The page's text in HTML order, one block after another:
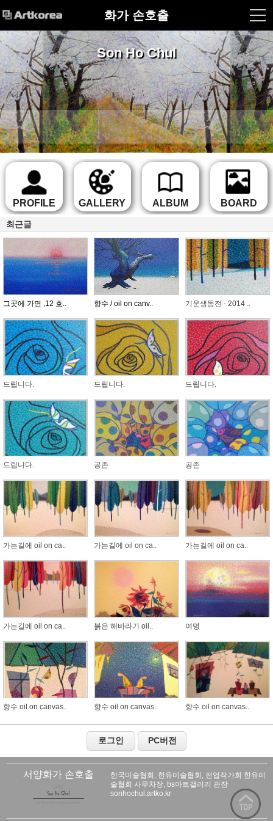
화가 손호출
Son Ho Chul
PROFILE GALLERY ALBUM BOARD
최근글
그곳에 가면 ,12 호.. 향수 / oil on canv.. 기운생동전 - 2014 ..
드립니다. 드립니다. 드립니다.
드립니다. 공존 공존
가는길에 oil on ca.. 가는길에 oil on ca.. 가는길에 oil on ca..
가는길에 oil on ca.. 붉은 해바라기 oil.. 여명
향수 oil on canvas.. 향수 oil on canvas.. 향수 oil on canvas..
서양화가 손호출
한국미술협회, 한유미술협회, 전업작가회 한유미
술협회 사무차장, bs아트갤러리 관장
sonhochul.artko.kr